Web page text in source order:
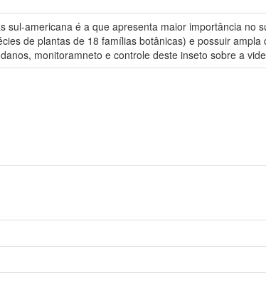
americana é a que apresenta maior importância no
de plantas de 18 famílias botânicas) e possuir ampla
monitoramneto e controle deste inseto sobre a